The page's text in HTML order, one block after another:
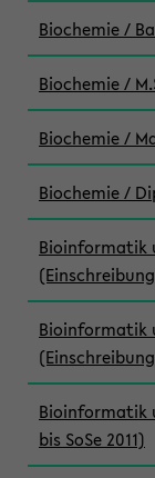
Biochemie /
Biochemie /
Biochemie /
Biochemie /
Bioinformatik
Bioinformatik
Bioinformatik
bis SoSe 2011)